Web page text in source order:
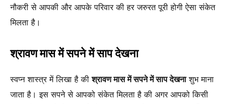
नौकरी से आपकी और आपके परिवार की हर जरुरत पूरी होगी ऐसा संकेत
मिलता है।
श्रावण मास में सपने में साप देखना
स्वप्न शास्त्र में लिखा है कीश्रावण मास में सपने में साप देखनाशुभ माना
जाता है। इस सपने से आपको संकेत मिलता है की अगर आपको किसी